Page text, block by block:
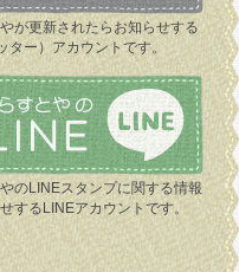
が更新されたらお知らせする
ター）アカウントです。
のLINEスタンプに関する情報
するLINEアカウントです。